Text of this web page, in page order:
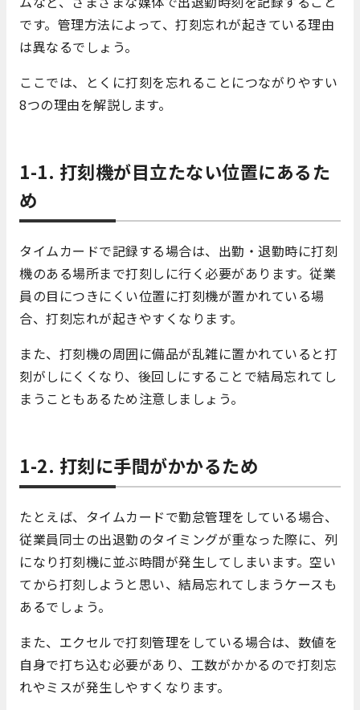
です。管理方法によって、打刻忘れが起きている理由
は異なるでしょう。
ここでは、とくに打刻を忘れることにつながりやすい
8つの理由を解説します。
1-1. 打刻機が目立たない位置にあるた
め
タイムカードで記録する場合は、出勤・退勤時に打刻
機のある場所まで打刻しに行く必要があります。従業
員の目につきにくい位置に打刻機が置かれている場
合、打刻忘れが起きやすくなります。
また、打刻機の周囲に備品が乱雑に置かれていると打
刻がしにくくなり、後回しにすることで結局忘れてし
まうこともあるため注意しましょう。
1-2. 打刻に手間がかかるため
たとえば、タイムカードで勤怠管理をしている場合、
従業員同士の出退勤のタイミングが重なった際に、列
になり打刻機に並ぶ時間が発生してしまいます。空い
てから打刻しようと思い、結局忘れてしまうケースも
あるでしょう。
また、エクセルで打刻管理をしている場合は、数値を
自身で打ち込む必要があり、工数がかかるので打刻忘
れやミスが発生しやすくなります。